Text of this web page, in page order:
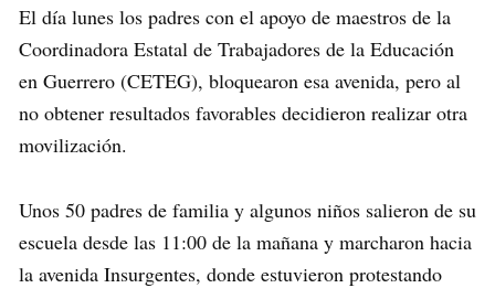
El día lunes los padres con el apoyo de maestros de la
Coordinadora Estatal de Trabajadores de la Educación
en Guerrero (CETEG), bloquearon esa avenida, pero al
no obtener resultados favorables decidieron realizar otra
movilización.
Unos 50 padres de familia y algunos niños salieron de su
escuela desde las 11:00 de la mañana y marcharon hacia
la avenida Insurgentes, donde estuvieron protestando